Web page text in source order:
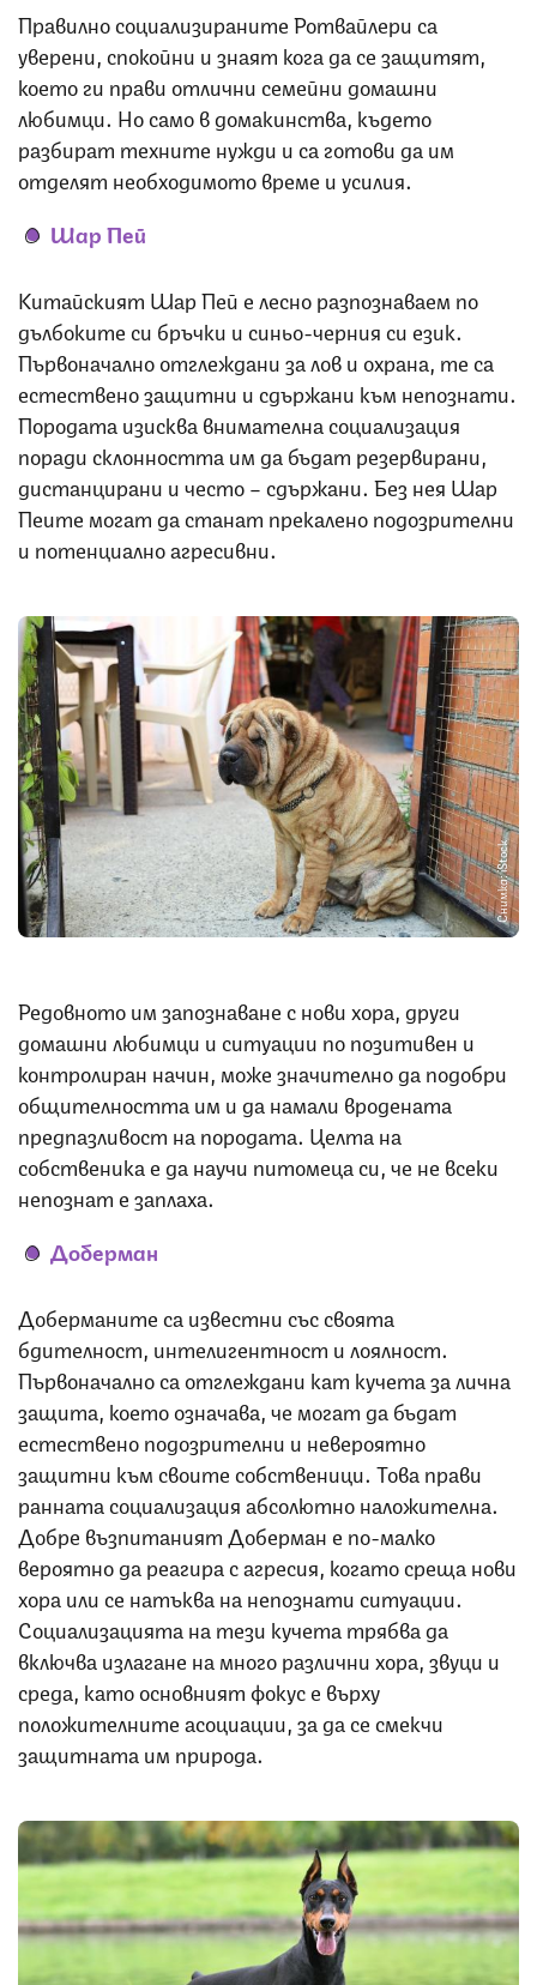
Правилно социализираните Ротвайлери са
уверени, спокойни и знаят кога да се защитят,
което ги прави отлични семейни домашни
любимци. Но само в домакинства, където
разбират техните нужди и са готови да им
отделят необходимото време и усилия.
Шар Пей
Китайският Шар Пей е лесно разпознаваем по
дълбоките си бръчки и синьо-черния си език.
Първоначално отглеждани за лов и охрана, те са
естествено защитни и сдържани към непознати.
Породата изисква внимателна социализация
поради склонността им да бъдат резервирани,
дистанцирани и често – сдържани. Без нея Шар
Пеите могат да станат прекалено подозрителни
и потенциално агресивни.
Снимка: iStock
Редовното им запознаване с нови хора, други
домашни любимци и ситуации по позитивен и
контролиран начин, може значително да подобри
общителността им и да намали вродената
предпазливост на породата. Целта на
собственика е да научи питомеца си, че не всеки
непознат е заплаха.
Доберман
Доберманите са известни със своята
бдителност, интелигентност и лоялност.
Първоначално са отглеждани кат кучета за лична
защита, което означава, че могат да бъдат
естествено подозрителни и невероятно
защитни към своите собственици. Това прави
ранната социализация абсолютно наложителна.
Добре възпитаният Доберман е по-малко
вероятно да реагира с агресия, когато среща нови
хора или се натъква на непознати ситуации.
Социализацията на тези кучета трябва да
включва излагане на много различни хора, звуци и
среда, като основният фокус е върху
положителните асоциации, за да се смекчи
защитната им природа.